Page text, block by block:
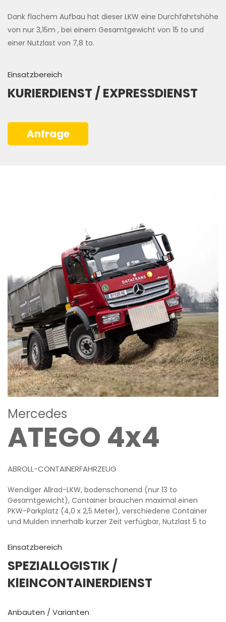
Dank flachem Aufbau hat dieser LKW eine Durchfahrtshöhe
von nur 3,15m , bei einem Gesamtgewicht von 15 to und
einer Nutzlast von 7,8 to.
Einsatzbereich
KURIERDIENST / EXPRESSDIENST
Anfrage
Mercedes
ATEGO 4x4
ABROLL-CONTAINERFAHRZEUG
Wendiger Allrad-LKW, bodenschonend (nur 13 to
Gesamtgewicht), Container brauchen maximal einen
PKW-Parkplatz (4,0 x 2,5 Meter), verschiedene Container
und Mulden innerhalb kurzer Zeit verfügbar, Nutzlast 5 to
Einsatzbereich
SPEZIALLOGISTIK/
KlEINCONTAINERDIENST
Anbauten / Varianten